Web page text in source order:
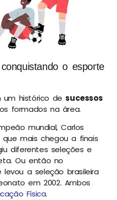
o esporte
um histórico desucessos
formados na área.
mundial, Carlos
que mais chegou a finais
diferentes seleções e
Ou então no
a seleção brasileira
em 2002. Ambos
Física.